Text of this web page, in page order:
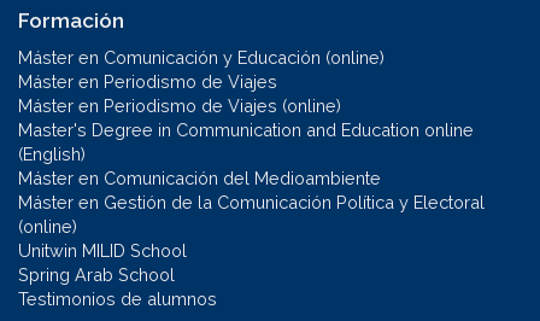
Formación
Máster en Comunicación y Educación (online)
Máster en Periodismo de Viajes
Máster en Periodismo de Viajes (online)
Master's Degree in Communication and Education online
(English)
Máster en Comunicación del Medioambiente
Máster en Gestión de la Comunicación Política y Electoral
(online)
Unitwin MILID School
Spring Arab School
Testimonios de alumnos